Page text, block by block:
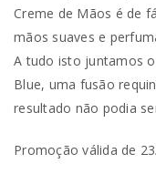
Creme de Mãos é de
mãos suaves e
A tudo isto juntamos
Blue, uma fusão
resultado não podia
Promoção válida de